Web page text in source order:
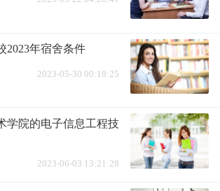
2023年宿舍条件
2023-05-30 00:18:25
学院的电子信息工程技
2023-06-03 13:21:28